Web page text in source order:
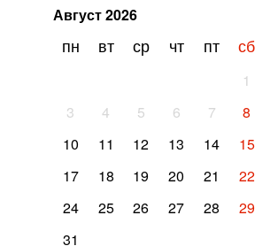
Август2026
пн вт ср чт пт сб
1
3
4 5 6 7 8
10
11 12 13 14 15
17
18 19 20 21 22
24
25 26 27 28 29
31